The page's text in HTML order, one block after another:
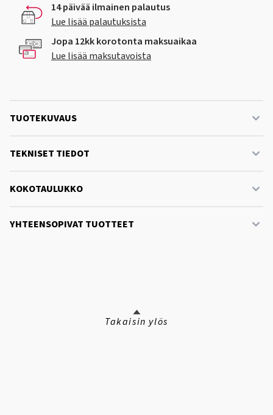
14 päivää ilmainen palautus
Lue lisää palautuksista
Jopa 12kk korotonta maksuaikaa
Lue lisää maksutavoista
TUOTEKUVAUS
TEKNISET TIEDOT
KOKOTAULUKKO
YHTEENSOPIVAT TUOTTEET
Takaisin ylös